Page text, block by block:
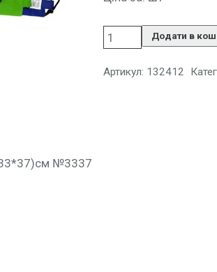
Додати в
Артикул: 132412
№3337